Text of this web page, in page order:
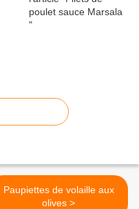
Paupiettes de volaille aux
olives >